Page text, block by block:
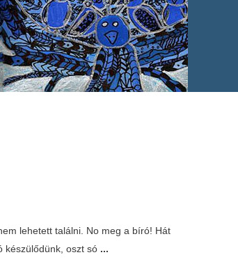
lehetett találni. No meg a bíró! Hát
készülődünk, oszt só ...